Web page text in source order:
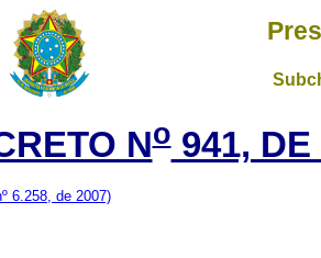
No941, DE
6.258, de 2007)